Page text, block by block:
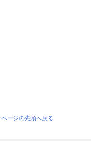
ページの先頭へ戻る